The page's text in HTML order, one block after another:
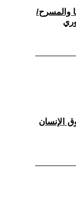
والمسرح/
الإنسان